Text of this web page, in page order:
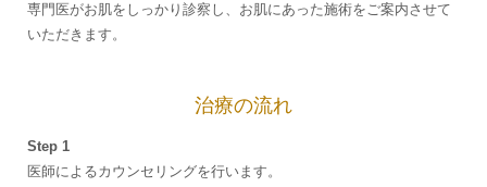
専門医がお肌をしっかり診察し、お肌にあった施術をご案内させて
いただきます。
治療の流れ
Step 1
医師によるカウンセリングを行います。